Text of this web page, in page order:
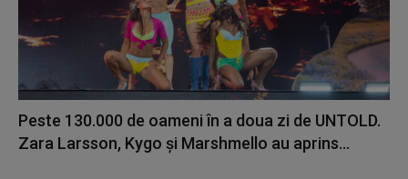
Peste 130.000 de oameni în a doua zi de UNTOLD.
Zara Larsson, Kygo și Marshmello au aprins...